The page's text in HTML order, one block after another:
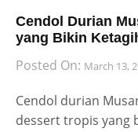
Cendol Durian
yang Bikin
Posted On: March 13,
Cendol durian
dessert tropis yang